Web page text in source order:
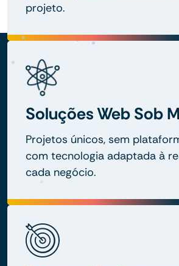
projeto.
Soluções Web Sob
Projetos únicos, sem
com tecnologia adaptada à
cada negócio.